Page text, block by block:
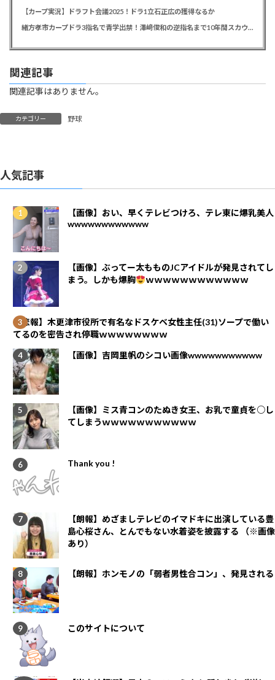
【カープ実況】ドラフト会議2025！ドラ1立石正広の獲得なるか
緒方孝市カープドラ3指名で青学出禁！澤﨑俊和の逆指名まで10年間スカウト出禁
関連記事
関連記事はありません。
カテゴリー 野球
人気記事
【画像】おい、早くテレビつけろ、テレ東に爆乳美人
wwwwwwwwwwww
【画像】ぶってー太もものJCアイドルが発見されてし
まう。しかも爆胸
ｗｗｗｗｗｗｗｗｗｗｗｗ
【悲報】木更津市役所で有名なドスケベ女性主任(31)ソープで働い
てるのを密告され停職ｗｗｗｗｗｗｗｗ
【画像】吉岡里帆のシコい画像wwwwwwwwwww
【画像】ミス青コンのたぬき女王、お乳で童貞を○し
てしまうｗｗｗｗｗｗｗｗｗｗｗ
Thank you !
【朗報】めざましテレビのイマドキに出演している豊
島心桜さん、とんでもない水着姿を披露する （※画像
あり）
【朗報】ホンモノの「弱者男性合コン」、発見される
このサイトについて